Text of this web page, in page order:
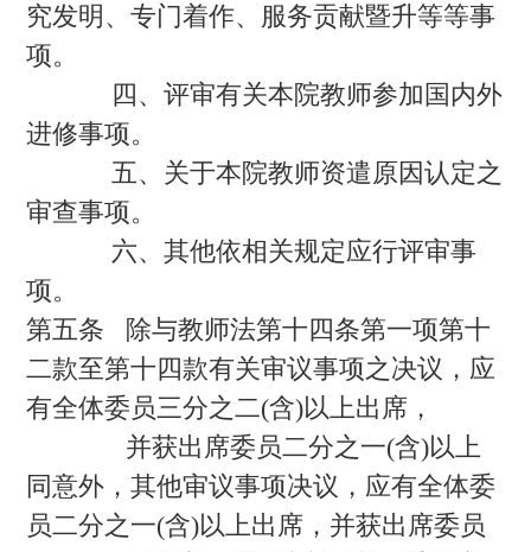
究发明、专门着作、服务贡献暨升等等事
项。
四、评审有关本院教师参加国内外
进修事项。
五、关于本院教师资遣原因认定之
审查事项。
六、其他依相关规定应行评审事
项。
第五条 除与教师法第十四条第一项第十
二款至第十四款有关审议事项之决议，应
有全体委员三分之二(含)以上出席，
并获出席委员二分之一(含)以上
同意外，其他审议事项决议，应有全体委
员二分之一(含)以上出席，并获出席委员